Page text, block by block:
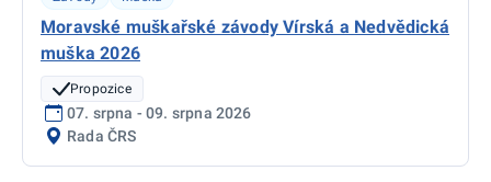
Moravské muškařské závody Vírská a Nedvědická
muška 2026
Propozice
07. srpna - 09. srpna 2026
Rada ČRS